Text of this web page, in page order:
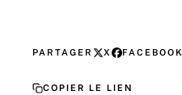
PARTAGER X FACEBOOK
COPIER LE LIEN